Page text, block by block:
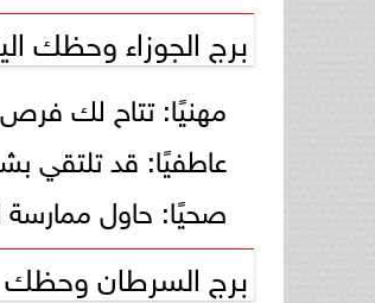
برج الجوزاء وحظك اليوم
مهنيًا: تتاح لك
عاطفيًا: قد تلتقي
صحيًا: حاول ممارسة
برج السرطان وحظك اليوم